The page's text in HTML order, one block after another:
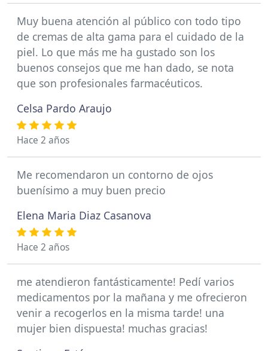
Muy buena atención al público con todo tipo
de cremas de alta gama para el cuidado de la
piel. Lo que más me ha gustado son los
buenos consejos que me han dado, se nota
que son profesionales farmacéuticos.
Celsa Pardo Araujo
Hace 2 años
Me recomendaron un contorno de ojos
buenísimo a muy buen precio
Elena Maria Diaz Casanova
Hace 2 años
me atendieron fantásticamente! Pedí varios
medicamentos por la mañana y me ofrecieron
venir a recogerlos en la misma tarde! una
mujer bien dispuesta! muchas gracias!